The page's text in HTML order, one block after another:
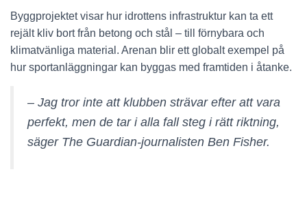
Byggprojektet visar hur idrottens infrastruktur kan ta ett
rejält kliv bort från betong och stål – till förnybara och
klimatvänliga material. Arenan blir ett globalt exempel på
hur sportanläggningar kan byggas med framtiden i åtanke.
– Jag tror inte att klubben strävar efter att vara
perfekt, men de tar i alla fall steg i rätt riktning,
säger The Guardian-journalisten Ben Fisher.